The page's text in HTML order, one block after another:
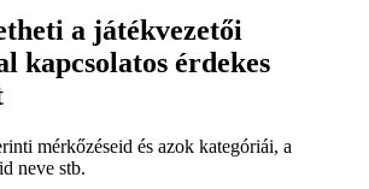
a játékvezetői
kapcsolatos érdekes
mérkőzéseid és azok kategóriái, a
neve stb.